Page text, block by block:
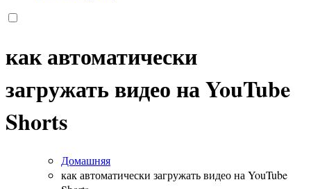
как автоматически
загружать видео на YouTube
Shorts
Домашняя
как автоматически загружать видео на YouTube